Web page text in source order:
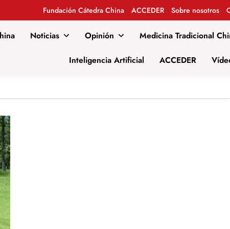
Fundación Cátedra China ACCEDER Sobre nosotros
Noticias Opinión Medicina Tradicional
Inteligencia Artificial ACCEDER